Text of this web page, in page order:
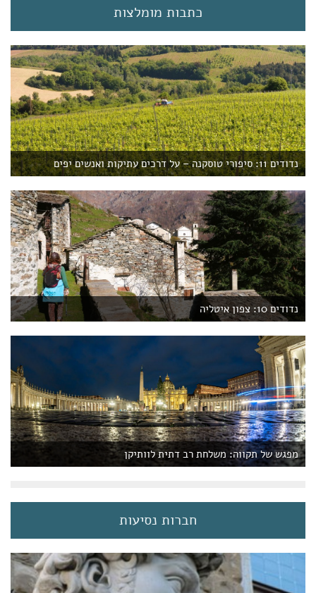
t
)
כתבות מומלצות
נדודים 11: סיפורי טוסקנה – על דרכים עתיקות ואנשים יפים
נדודים 10: צפון איטליה
מפגש של תקווה: משלחת רב דתית לוותיקן
חברות נסיעות